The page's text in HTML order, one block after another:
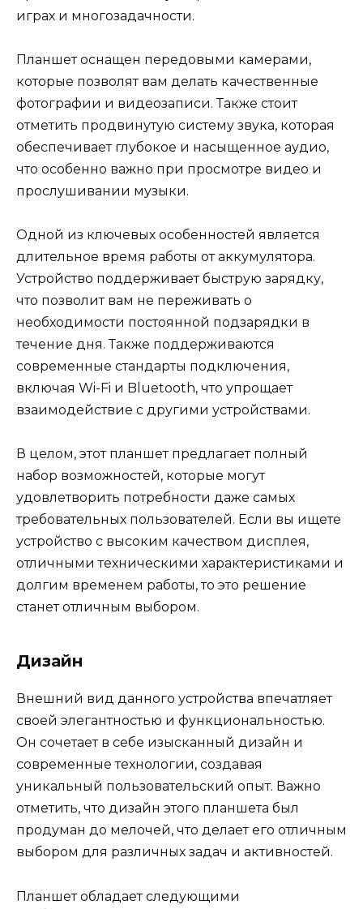
играх и многозадачности.
Планшет оснащен передовыми камерами,
которые позволят вам делать качественные
фотографии и видеозаписи. Также стоит
отметить продвинутую систему звука, которая
обеспечивает глубокое и насыщенное аудио,
что особенно важно при просмотре видео и
прослушивании музыки.
Одной из ключевых особенностей является
длительное время работы от аккумулятора.
Устройство поддерживает быструю зарядку,
что позволит вам не переживать о
необходимости постоянной подзарядки в
течение дня. Также поддерживаются
современные стандарты подключения,
включая Wi-Fi и Bluetooth, что упрощает
взаимодействие с другими устройствами.
В целом, этот планшет предлагает полный
набор возможностей, которые могут
удовлетворить потребности даже самых
требовательных пользователей. Если вы ищете
устройство с высоким качеством дисплея,
отличными техническими характеристиками и
долгим временем работы, то это решение
станет отличным выбором.
Дизайн
Внешний вид данного устройства впечатляет
своей элегантностью и функциональностью.
Он сочетает в себе изысканный дизайн и
современные технологии, создавая
уникальный пользовательский опыт. Важно
отметить, что дизайн этого планшета был
продуман до мелочей, что делает его отличным
выбором для различных задач и активностей.
Планшет обладает следующими